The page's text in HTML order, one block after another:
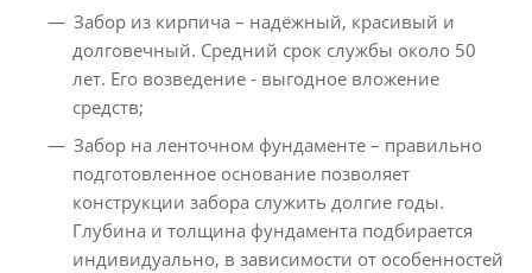
Забор из кирпича – надёжный, красивый и
долговечный. Средний срок службы около 50
лет. Его возведение - выгодное вложение
средств;
Забор на ленточном фундаменте – правильно
подготовленное основание позволяет
конструкции забора служить долгие годы.
Глубина и толщина фундамента подбирается
индивидуально, в зависимости от особенностей